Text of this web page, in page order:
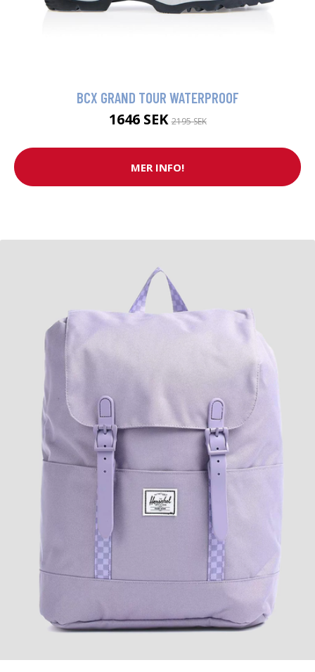
BCX GRAND TOUR WATERPROOF
1646 SEK2195 SEK
MER INFO!